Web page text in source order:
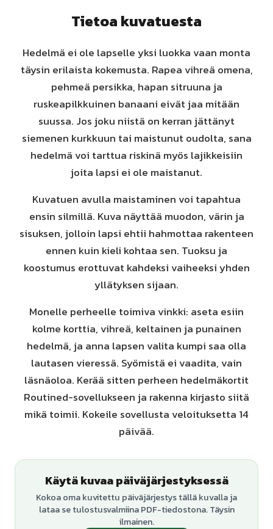
Tietoa kuvatuesta
Hedelmä ei ole lapselle yksi luokka vaan monta
täysin erilaista kokemusta. Rapea vihreä omena,
pehmeä persikka, hapan sitruuna ja
ruskeapilkkuinen banaani eivät jaa mitään
suussa. Jos joku niistä on kerran jättänyt
siemenen kurkkuun tai maistunut oudolta, sana
hedelmä voi tarttua riskinä myös lajikkeisiin
joita lapsi ei ole maistanut.
Kuvatuen avulla maistaminen voi tapahtua
ensin silmillä. Kuva näyttää muodon, värin ja
sisuksen, jolloin lapsi ehtii hahmottaa rakenteen
ennen kuin kieli kohtaa sen. Tuoksu ja
koostumus erottuvat kahdeksi vaiheeksi yhden
yllätyksen sijaan.
Monelle perheelle toimiva vinkki: aseta esiin
kolme korttia, vihreä, keltainen ja punainen
hedelmä, ja anna lapsen valita kumpi saa olla
lautasen vieressä. Syömistä ei vaadita, vain
läsnäoloa. Kerää sitten perheen hedelmäkortit
Routined-sovellukseen ja rakenna kirjasto siitä
mikä toimii. Kokeile sovellusta veloituksetta 14
päivää.
Käytä kuvaa päiväjärjestyksessä
Kokoa oma kuvitettu päiväjärjestys tällä kuvalla ja
lataa se tulostusvalmiina PDF-tiedostona. Täysin
ilmainen.